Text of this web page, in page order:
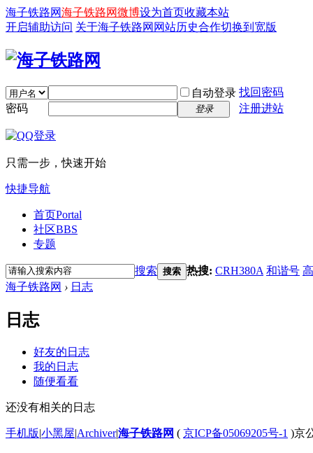
海子铁路网海子铁路网微博设为首页收藏本站
开启辅助访问 关于海子铁路网 网站历史合作切换到宽版
自动登录 找回密码
密码
登录 注册进站
只需一步，快速开始
快捷导航
首页Portal
社区BBS
专题
搜索 搜索 热搜: CRH380A 和谐号
海子铁路网 › 日志
日志
好友的日志
我的日志
随便看看
还没有相关的日志
手机版|小黑屋|Archiver|海子铁路网 ( 京ICP备05069205号-1 )京